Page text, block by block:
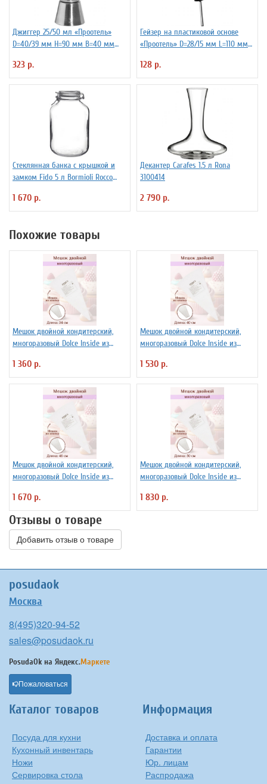
Джиггер 25/50 мл «Проотель»
D=40/39 мм H=90 мм B=40 мм
323 р.
Гейзер на пластиковой основе
«Проотель» D=28/15 мм L=110 мм
128 р.
Стеклянная банка с крышкой и
замком Fido 5 л Bormioli Rocco
1 670 р.
Декантер Carafes 1.5 л Rona
3100414
2 790 р.
Похожие товары
Мешок двойной кондитерский,
многоразовый Dolce Inside из
1 360 р.
Мешок двойной кондитерский,
многоразовый Dolce Inside из
1 530 р.
Мешок двойной кондитерский,
многоразовый Dolce Inside из
1 670 р.
Мешок двойной кондитерский,
многоразовый Dolce Inside из
1 830 р.
Отзывы о товаре
Добавить отзыв о товаре
posudaok
Москва
8(495)320-94-52
sales@posudaok.ru
PosudaOk на Яндекс.Маркете
Пожаловаться
Каталог товаров
Посуда для кухни
Кухонный инвентарь
Ножи
Сервировка стола
Информация
Доставка и оплата
Гарантии
Юр. лицам
Распродажа